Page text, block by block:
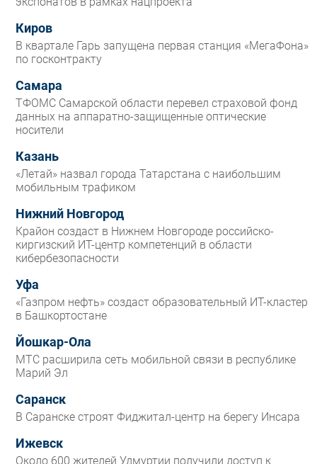
Киров
В квартале Гарь запущена первая станция «МегаФона»
по госконтракту
Самара
ТФОМС Самарской области перевел страховой фонд
данных на аппаратно-защищенные оптические
носители
Казань
«Летай» назвал города Татарстана с наибольшим
мобильным трафиком
Нижний Новгород
Крайон создаст в Нижнем Новгороде российско-
киргизский ИТ-центр компетенций в области
кибербезопасности
Уфа
«Газпром нефть» создаст образовательный ИТ-кластер
в Башкортостане
Йошкар-Ола
МТС расширила сеть мобильной связи в республике
Марий Эл
Саранск
В Саранске строят Фиджитал-центр на берегу Инсара
Ижевск
Около 600 жителей Удмуртии получили доступ к